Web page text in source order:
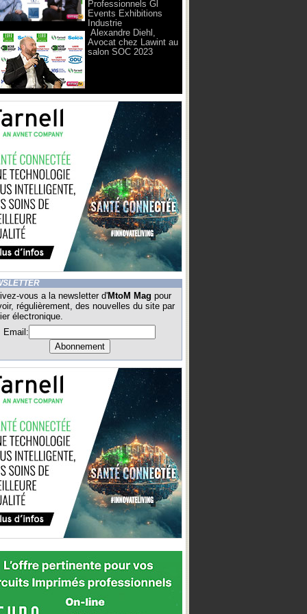
Professionnels Gl
Events Exhibitions
Industrie
Alexandre Diehl,
Avocat chez Lawint au
salon SOC 2023
vous a la newsletter d'MtoM Mag pour
régulièrement, des nouvelles du site par
électronique.
Email: